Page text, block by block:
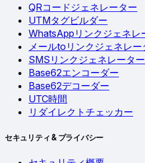
QRコードジェネレーター
UTMタグビルダー
WhatsAppリンクジェネレ
メールtoリンクジェネレー
SMSリンクジェネレーター
Base62エンコーダー
Base62デコーダー
UTC時間
リダイレクトチェッカー
セキュリティ & プライバシー